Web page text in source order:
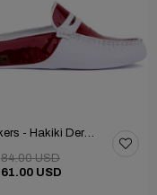
Sail Lakers - Hakiki Deri Kadın Ev Terliği 109-557-X
61.00 USD
84.00 USD